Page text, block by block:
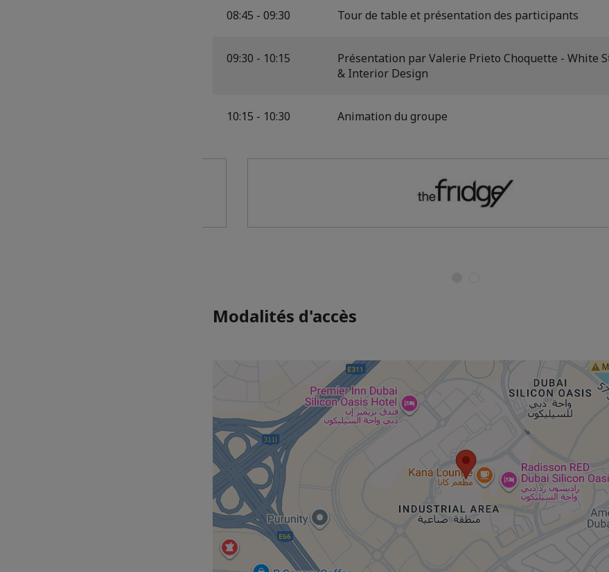
08:45 - 09:30 Tour de table et présentation des participants
09:30 - 10:15
Présentation par Valerie Prieto Choquette - White
& Interior Design
10:15 - 10:30 Animation du groupe
Modalités d'accès